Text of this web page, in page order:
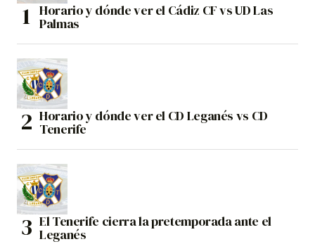
Horario y dónde ver el Cádiz CF vs UD Las
Palmas
Horario y dónde ver el CD Leganés vs CD
Tenerife
El Tenerife cierra la pretemporada ante el
Leganés